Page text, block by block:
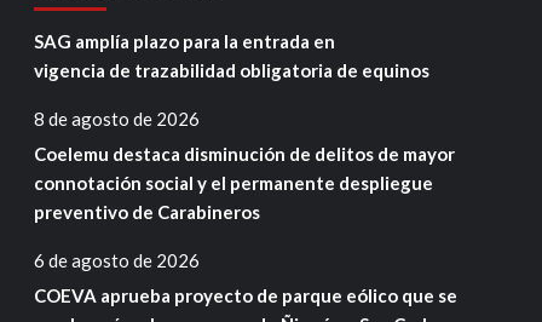
SAG amplía plazo para la entrada en
vigencia de trazabilidad obligatoria de equinos
8 de agosto de 2026
Coelemu destaca disminución de delitos de mayor
connotación social y el permanente despliegue
preventivo de Carabineros
6 de agosto de 2026
COEVA aprueba proyecto de parque eólico que se